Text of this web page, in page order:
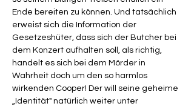
Ende bereiten zu können. Und tatsächlich
erweist sich die Information der
Gesetzeshüter, dass sich der Butcher bei
dem Konzert aufhalten soll, als richtig,
handelt es sich bei dem Mörder in
Wahrheit doch um den so harmlos
wirkenden Cooper! Der will seine geheime
„Identität" natürlich weiter unter